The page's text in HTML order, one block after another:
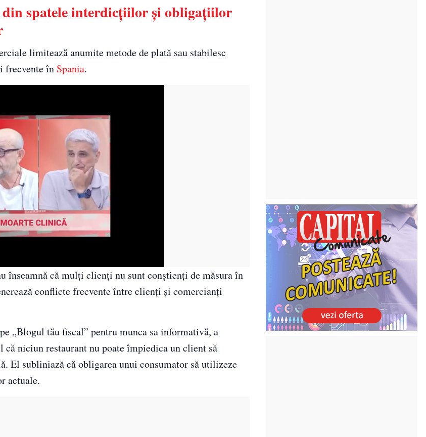
spatele interdicțiilor și obligațiilor
limitează anumite metode de plată sau stabilesc
frecvente în Spania.
înseamnă că mulți clienți nu sunt conștienți de măsura în
conflicte frecvente între clienți și comercianți
„Blogul tău fiscal” pentru munca sa informativă, a
niciun restaurant nu poate împiedica un client să
El subliniază că obligarea unui consumator să utilizeze
actuale.